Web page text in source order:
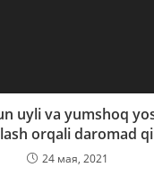
uyli va yumshoq
orqali daromad
24 мая, 2021